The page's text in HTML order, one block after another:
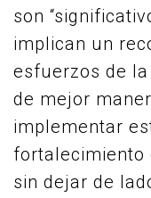
son
implican un
esfuerzos de
de mejor
implementar
fortalecimiento
sin dejar de